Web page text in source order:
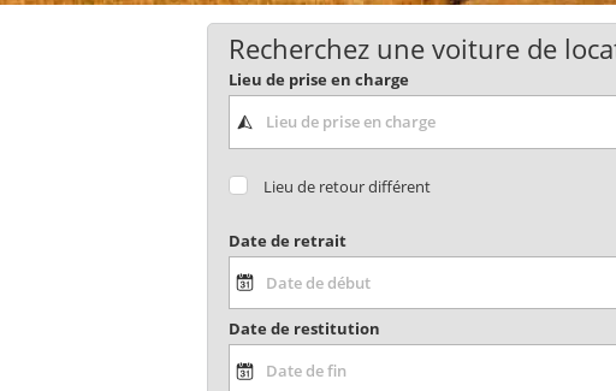
Recherchez une voiture de
Lieu de prise en charge
Lieu de retour différent
Date de retrait
Date de restitution